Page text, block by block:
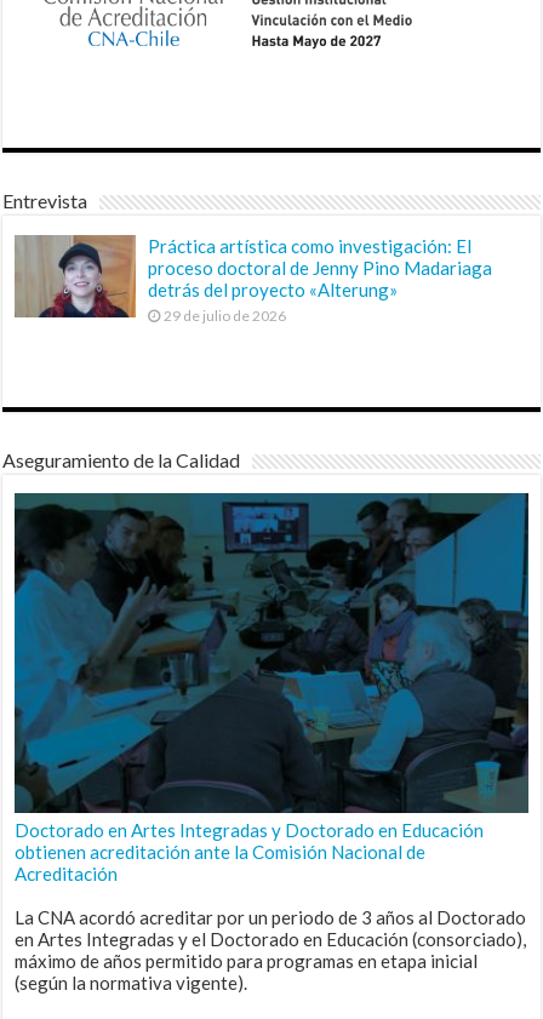
Entrevista
Práctica artística como investigación: El
proceso doctoral de Jenny Pino Madariaga
detrás del proyecto «Alterung»
29 de julio de 2026
Aseguramiento de la Calidad
Doctorado en Artes Integradas y Doctorado en Educación
obtienen acreditación ante la Comisión Nacional de
Acreditación
La CNA acordó acreditar por un periodo de 3 años al Doctorado
en Artes Integradas y el Doctorado en Educación (consorciado),
máximo de años permitido para programas en etapa inicial
(según la normativa vigente).